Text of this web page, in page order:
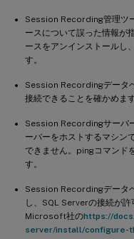
Session Recording管理ツ
ースについて誤った情報
ースをアンインストールし
す。
Session Recordingデータ
接続できることを確かめます
Session Recordingサーバ
ーバーをホストするマシン
できません。pingコマンド
す。
Session Recordingデータ
し、SQL Serverの接続が許
Microsoft社のhttps://
server/install/configure-